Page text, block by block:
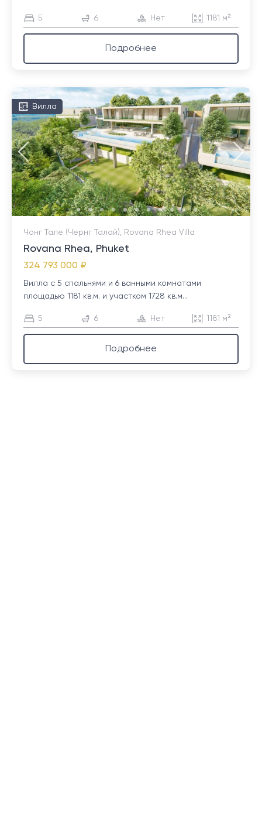
5 6 Нет 1181 м²
Подробнее
Вилла
Чонг Тале (Чернг Талай), Rovana Rhea Villa
Rovana Rhea, Phuket
324 793 000 ₽
Вилла с 5 спальнями и 6 ванными комнатами
площадью 1181 кв.м. и участком 1728 кв.м...
5 6 Нет 1181 м²
Подробнее